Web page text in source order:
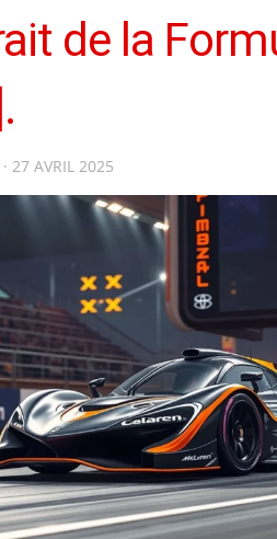
de la
· 27 AVRIL 2025